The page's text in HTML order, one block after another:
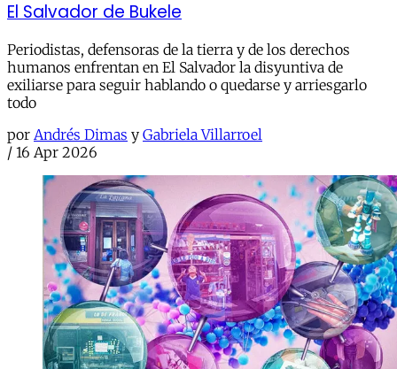
El Salvador de Bukele
Periodistas, defensoras de la tierra y de los derechos
humanos enfrentan en El Salvador la disyuntiva de
exiliarse para seguir hablando o quedarse y arriesgarlo
todo
por Andrés Dimas y Gabriela Villarroel
/ 16 Apr 2026